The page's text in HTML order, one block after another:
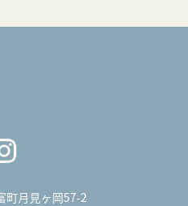
月見ヶ岡57-2